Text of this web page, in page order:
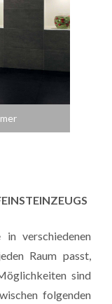
verschiedenen
Raum passt,
sind
folgenden